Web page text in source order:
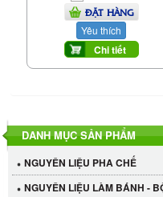
ĐẶT HÀNG
Yêu thích
Chi tiết
DANH MỤC SẢN PHẨM
NGUYÊN LIỆU PHA CHẾ
NGUYÊN LIỆU LÀM BÁNH -